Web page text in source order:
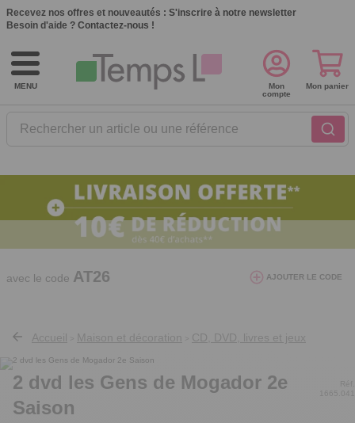
Recevez nos offres et nouveautés : S'inscrire à notre newsletter
Besoin d'aide ? Contactez-nous !
MENU
Rechercher un article ou une référence
Mon
compte
Mon panier
10€ de réduction dès 40€ d'achat. Offre
valable du 03/08/2026 au 12/08/2026.
avec le code AT26 AJOUTER LE CODE
Accueil Maison et décoration CD, DVD, livres et jeux
2 dvd les Gens de Mogador 2e
Saison
Réf.